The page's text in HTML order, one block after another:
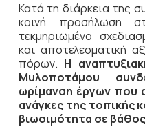
Κατά τη διάρκεια της
κοινή προσήλωση
τεκμηριωμένο
και αποτελεσματική
πόρων. Η
Μυλοποτάμου
ωρίμανση έργων που
ανάγκες της τοπικής
βιωσιμότητα σε